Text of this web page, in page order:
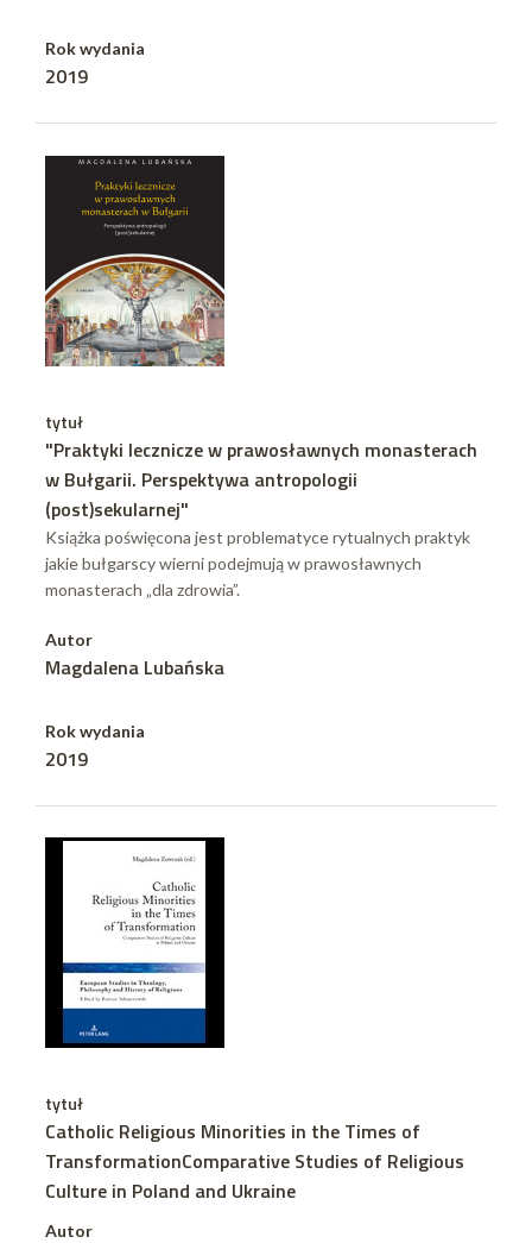
Rok wydania
2019
tytuł
"Praktyki lecznicze w prawosławnych monasterach
w Bułgarii. Perspektywa antropologii
(post)sekularnej"
Książka poświęcona jest problematyce rytualnych praktyk
jakie bułgarscy wierni podejmują w prawosławnych
monasterach „dla zdrowia”.
Autor
Magdalena Lubańska
Rok wydania
2019
tytuł
Catholic Religious Minorities in the Times of
TransformationComparative Studies of Religious
Culture in Poland and Ukraine
Autor